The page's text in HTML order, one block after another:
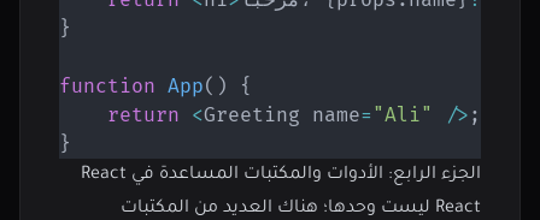
}
function App( )
{
return <Greeting name= "Ali" /> ;
}
الجزء الرابع: الأدوات والمكتبات المساعدة في React
React ليست وحدها؛ هناك العديد من المكتبات